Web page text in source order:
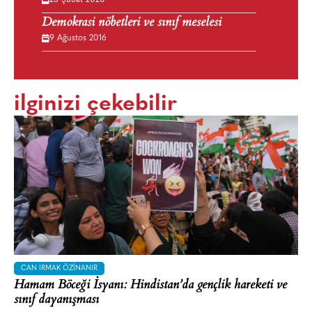
Demokrasi nöbetleri ve sınıf meselesi
9 Ağustos 2016
ilginizi çekebilir
CAN IRMAK ÖZINANIR
Hamam Böceği İsyanı: Hindistan’da gençlik hareketi ve
sınıf dayanışması